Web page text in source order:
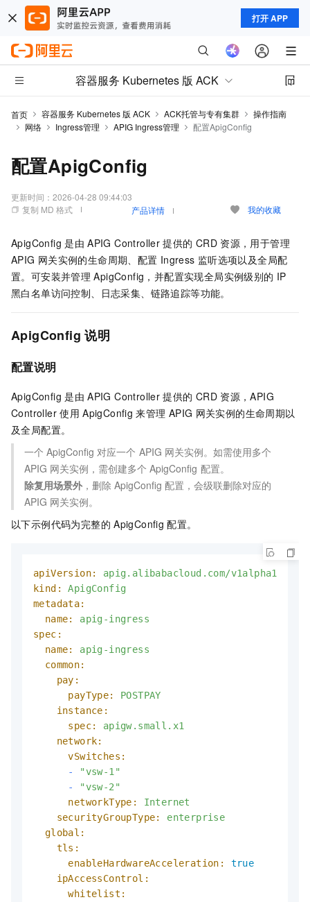
打开 APP
容器服务 Kubernetes 版 ACK
首页 容器服务 Kubernetes 版 ACK ACK托管与专有集群
操作指南
网络
Ingress管理 APIG Ingress管理 配置ApigConfig
配置ApigConfig
更新时间： 2026-04-28 09:44:03
复制 MD 格式
产品详情 我的收藏
ApigConfig 是由 APIG Controller 提供的 CRD 资源，用于管理
APIG 网关实例的生命周期、配置 Ingress 监听选项以及全局配
置。可安装并管理 ApigConfig，并配置实现全局实例级别的 IP
黑白名单访问控制、日志采集、链路追踪等功能。
ApigConfig 说明
配置说明
ApigConfig 是由 APIG Controller 提供的 CRD 资源，APIG
Controller 使用 ApigConfig 来管理 APIG 网关实例的生命周期以
及全局配置。
一个 ApigConfig 对应一个 APIG 网关实例。如需使用多个
APIG 网关实例，需创建多个 ApigConfig 配置。
除复用场景外，删除 ApigConfig 配置，会级联删除对应的
APIG 网关实例。
以下示例代码为完整的 ApigConfig 配置。
apiVersion:
apig.alibabacloud.com/v1alpha1
kind:
ApigConfig
metadata:
name:
apig-ingress
spec:
name:
apig-ingress
common:
pay:
payType:
POSTPAY
instance:
spec:
apigw.small.x1
network:
vSwitches:
-
"vsw-1"
-
"vsw-2"
networkType:
Internet
securityGroupType:
enterprise
global:
tls:
enableHardwareAcceleration:
true
ipAccessControl:
whitelist: